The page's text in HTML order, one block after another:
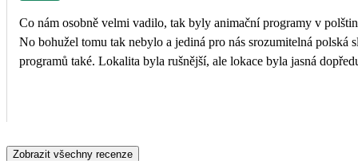
Co nám osobně velmi vadilo, tak byly animační programy v
No bohužel tomu tak nebylo a jediná pro nás srozumitelná
programů také. Lokalita byla rušnější, ale lokace byla jasná
Zobrazit všechny recenze